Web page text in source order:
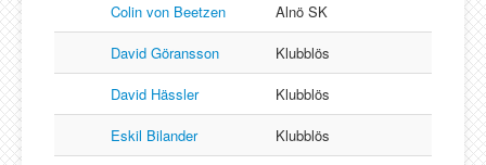
Colin von Beetzen
Alnö SK
David Göransson
Klubblös
David Hässler
Klubblös
Eskil Bilander
Klubblös